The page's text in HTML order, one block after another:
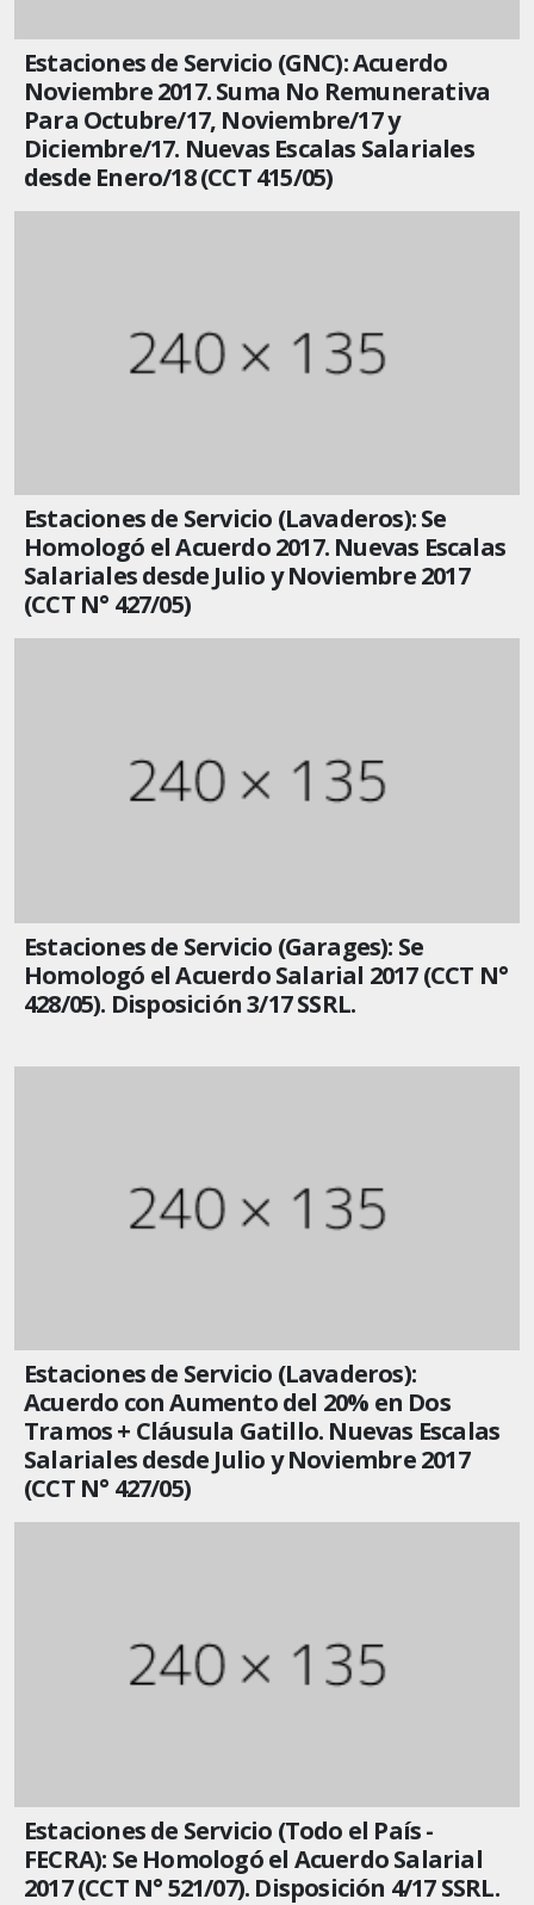
Estaciones de Servicio (GNC): Acuerdo
Noviembre 2017. Suma No Remunerativa
Para Octubre/17, Noviembre/17 y
Diciembre/17. Nuevas Escalas Salariales
desde Enero/18 (CCT 415/05)
Estaciones de Servicio (Lavaderos): Se
Homologó el Acuerdo 2017. Nuevas Escalas
Salariales desde Julio y Noviembre 2017
(CCT N° 427/05)
Estaciones de Servicio (Garages): Se
Homologó el Acuerdo Salarial 2017 (CCT N°
428/05). Disposición 3/17 SSRL.
Estaciones de Servicio (Lavaderos):
Acuerdo con Aumento del 20% en Dos
Tramos + Cláusula Gatillo. Nuevas Escalas
Salariales desde Julio y Noviembre 2017
(CCT N° 427/05)
Estaciones de Servicio (Todo el País -
FECRA): Se Homologó el Acuerdo Salarial
2017 (CCT N° 521/07). Disposición 4/17 SSRL.